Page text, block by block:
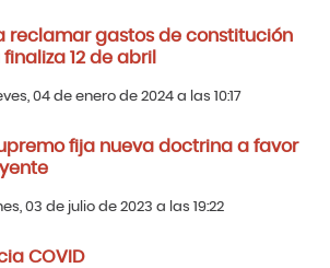
reclamar gastos de constitución
12 de abril
04 de enero de 2024 a las 10:17
fija nueva doctrina a favor
03 de julio de 2023 a las 19:22
COVID